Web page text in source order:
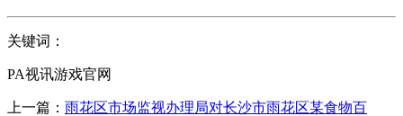
关键词：
PA视讯游戏官网
上一篇： 雨花区市场监视办理局对长沙市雨花区某食物百